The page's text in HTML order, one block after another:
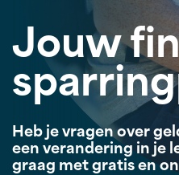
Jouw
Heb je vragen over
een verandering in je
graag met gratis en